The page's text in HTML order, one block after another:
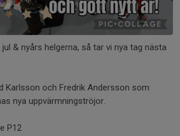
& nyårs helgerna, så tar vi nya tag nästa
Karlsson och Fredrik Andersson som
nya uppvärmningströjor.
P12